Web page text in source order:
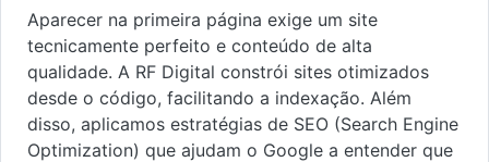
Aparecer na primeira página exige um site
tecnicamente perfeito e conteúdo de alta
qualidade. A RF Digital constrói sites otimizados
desde o código, facilitando a indexação. Além
disso, aplicamos estratégias de SEO (Search Engine
Optimization) que ajudam o Google a entender que